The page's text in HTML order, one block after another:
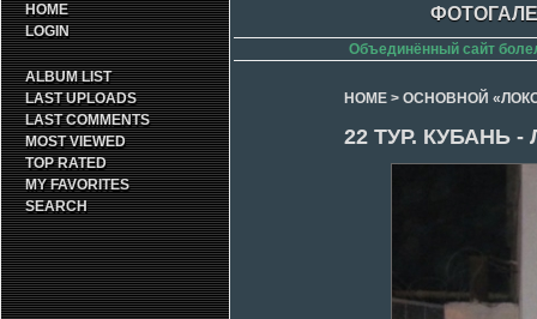
HOME
LOGIN
ALBUM LIST
LAST UPLOADS
LAST COMMENTS
MOST VIEWED
TOP RATED
MY FAVORITES
SEARCH
Объединённый сайт
HOME> ОСНОВНОЙ
22 ТУР. КУБАНЬ